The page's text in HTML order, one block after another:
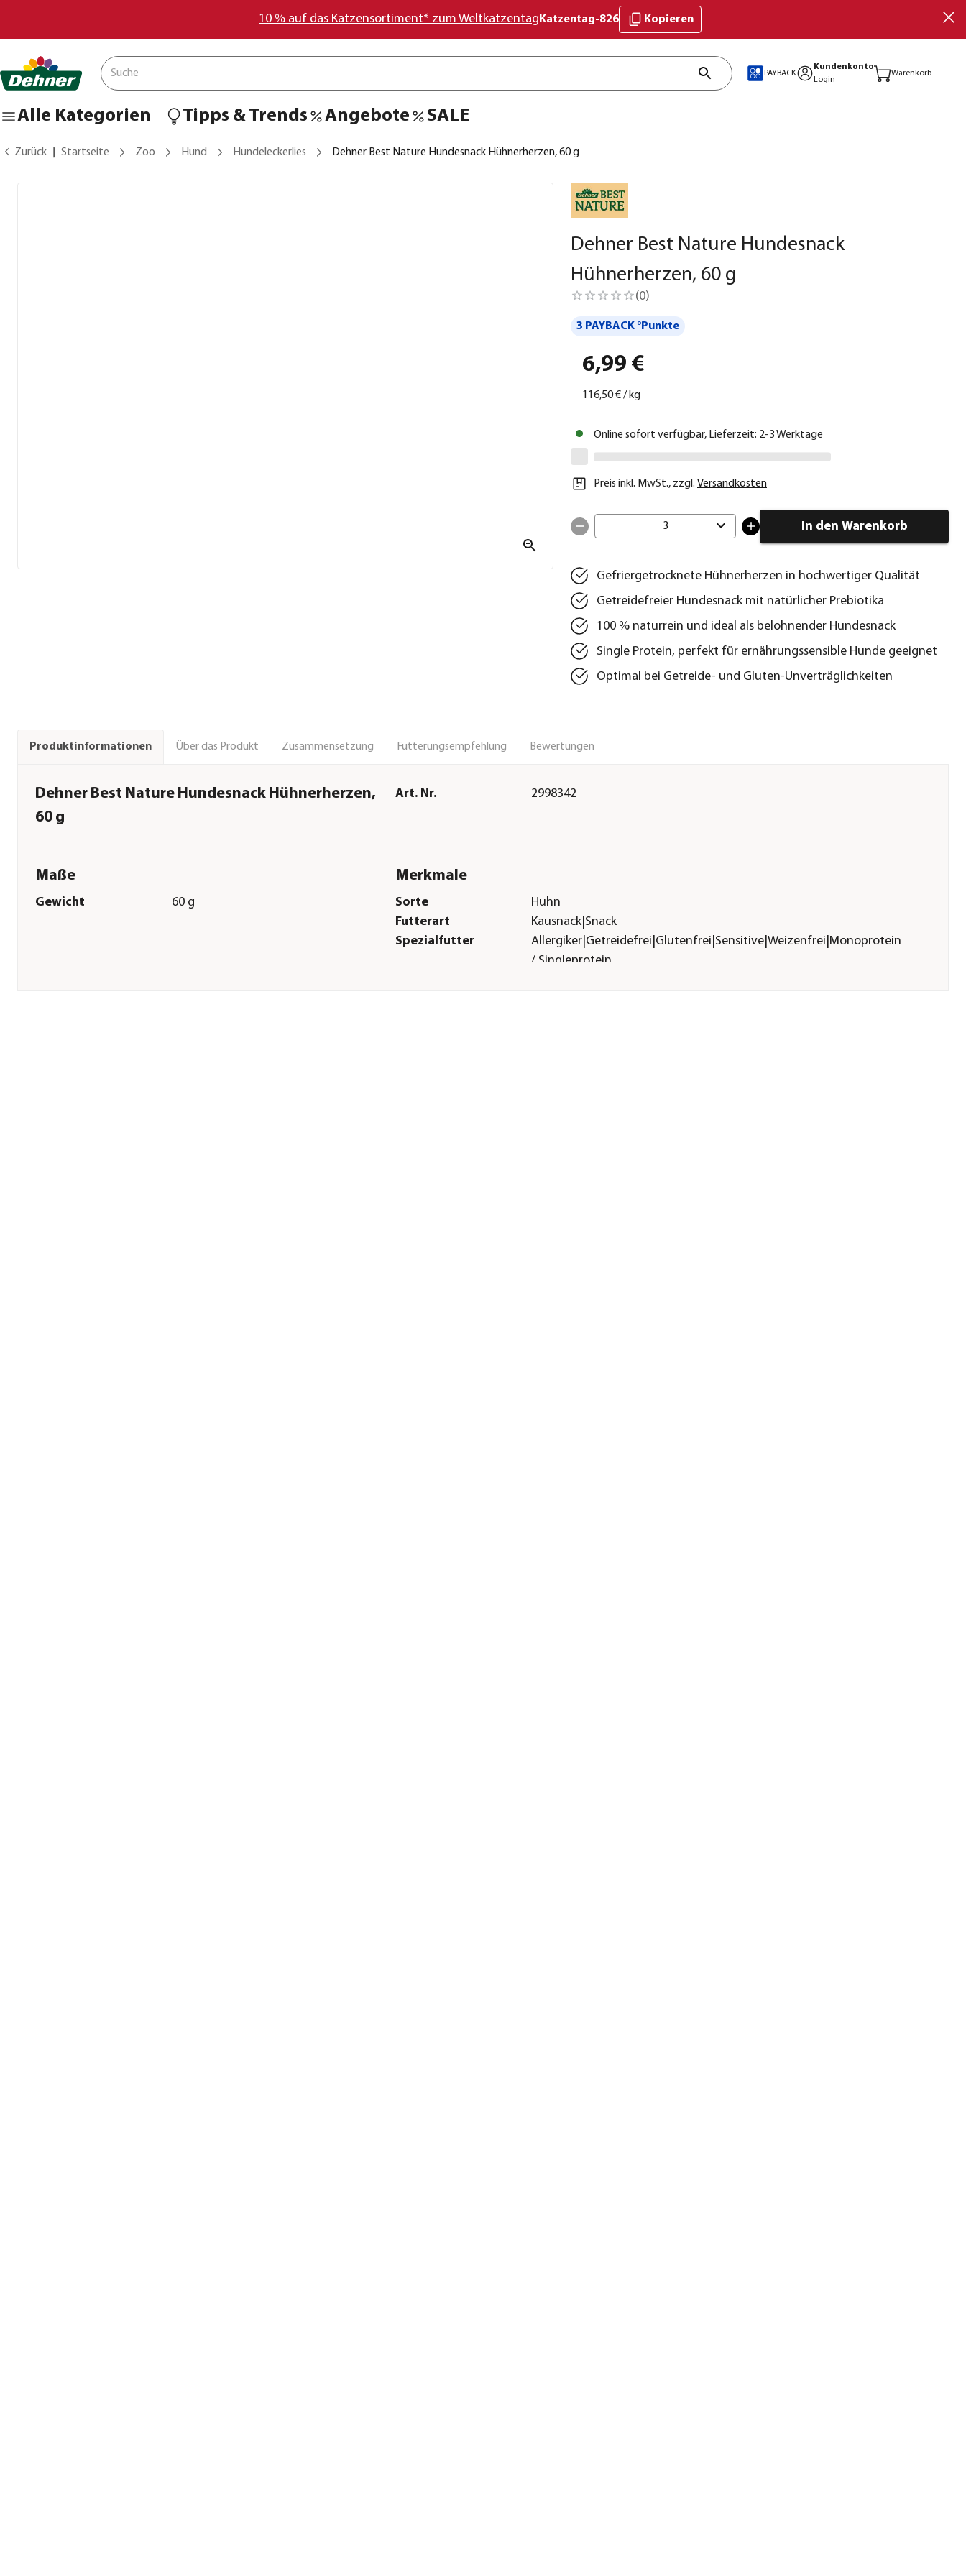
10 % auf das Katzensortiment* zum Weltkatzentag Katzentag-826 Kopieren
PAYBACK
Kundenkonto
Login
Warenkorb
Alle Kategorien Tipps & Trends Angebote SALE
Zurück Startseite Zoo Hund Hundeleckerlies Dehner Best Nature Hundesnack Hühnerherzen, 60 g
Dehner Best Nature Hundesnack
Hühnerherzen, 60 g
(0)
3 PAYBACK °Punkte
6,99 €
116,50 €/ kg
Online sofort verfügbar, Lieferzeit: 2-3 Werktage
Preis inkl. MwSt., zzgl. Versandkosten
3 In den Warenkorb
Gefriergetrocknete Hühnerherzen in hochwertiger Qualität
Getreidefreier Hundesnack mit natürlicher Prebiotika
100 % naturrein und ideal als belohnender Hundesnack
Single Protein, perfekt für ernährungssensible Hunde geeignet
Optimal bei Getreide- und Gluten-Unverträglichkeiten
Produktinformationen Über das Produkt Zusammensetzung Fütterungsempfehlung Bewertungen
Dehner Best Nature Hundesnack Hühnerherzen,
60 g
Art. Nr. 2998342
Maße
Gewicht 60 g
Merkmale
Sorte
Huhn
Futterart
Kausnack|Snack
Spezialfutter
Allergiker|Getreidefrei|Glutenfrei|Sensitive|Weizenfrei|Monoprotein
/ Singleprotein